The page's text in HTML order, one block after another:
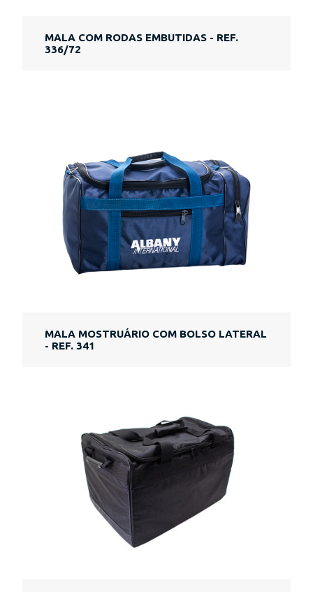
MALA COM RODAS EMBUTIDAS - REF.
336/72
MALA MOSTRUÁRIO COM BOLSO LATERAL
- REF. 341